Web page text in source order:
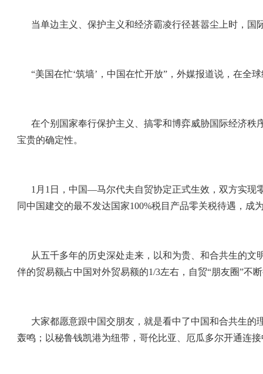
当单边主义、保护主义和经济霸凌行径甚嚣尘上时，国
“美国在忙‘筑墙’，中国在忙开放”，外媒报道说，在
在个别国家奉行保护主义、搞零和博弈威胁国际经济
宝贵的确定性。
1月1日，中国—马尔代夫自贸协定正式生效，双方实现
同中国建交的最不发达国家100%税目产品零关税待遇，
从五千多年的历史深处走来，以和为贵、和合共生的
伴的贸易额占中国对外贸易额的1/3左右，自贸“朋友圈”不
大家都愿意跟中国交朋友，就是看中了中国和合共生
轰鸣；以秘鲁钱凯港为纽带，哥伦比亚、厄瓜多尔开通连